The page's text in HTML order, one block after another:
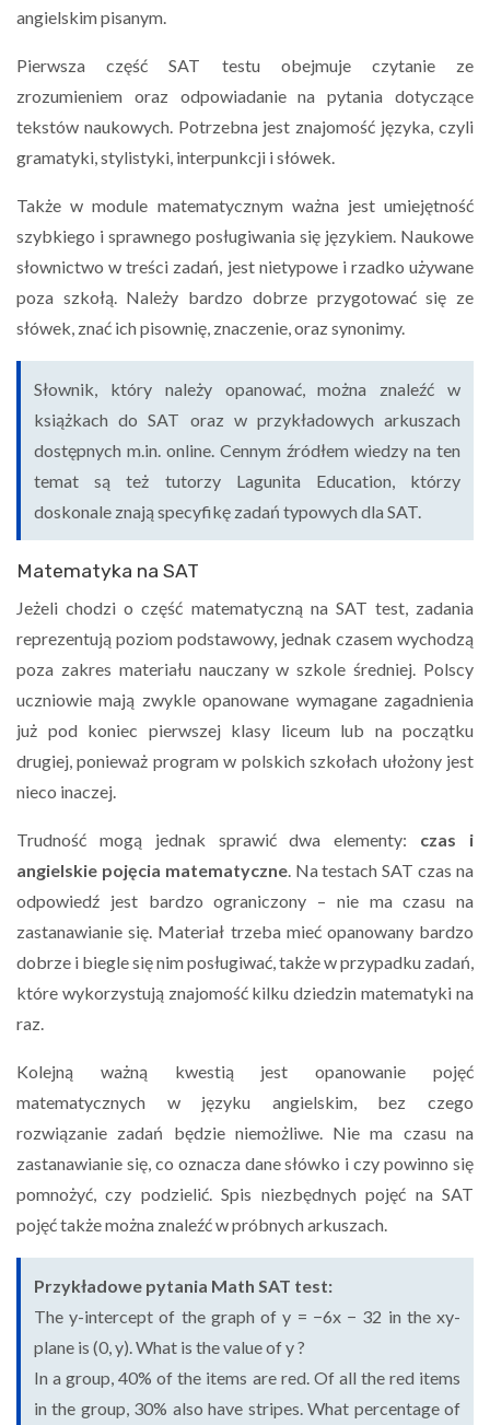
angielskim pisanym.
Pierwsza część SAT testu obejmuje czytanie ze
zrozumieniem oraz odpowiadanie na pytania dotyczące
tekstów naukowych. Potrzebna jest znajomość języka, czyli
gramatyki, stylistyki, interpunkcji i słówek.
Także w module matematycznym ważna jest umiejętność
szybkiego i sprawnego posługiwania się językiem. Naukowe
słownictwo w treści zadań, jest nietypowe i rzadko używane
poza szkołą. Należy bardzo dobrze przygotować się ze
słówek, znać ich pisownię, znaczenie, oraz synonimy.
Słownik, który należy opanować, można znaleźć w
książkach do SAT oraz w przykładowych arkuszach
dostępnych m.in. online. Cennym źródłem wiedzy na ten
temat są też tutorzy Lagunita Education, którzy
doskonale znają specyfikę zadań typowych dla SAT.
Matematyka na SAT
Jeżeli chodzi o część matematyczną na SAT test, zadania
reprezentują poziom podstawowy, jednak czasem wychodzą
poza zakres materiału nauczany w szkole średniej. Polscy
uczniowie mają zwykle opanowane wymagane zagadnienia
już pod koniec pierwszej klasy liceum lub na początku
drugiej, ponieważ program w polskich szkołach ułożony jest
nieco inaczej.
Trudność mogą jednak sprawić dwa elementy: czas i
angielskie pojęcia matematyczne. Na testach SAT czas na
odpowiedź jest bardzo ograniczony – nie ma czasu na
zastanawianie się. Materiał trzeba mieć opanowany bardzo
dobrze i biegle się nim posługiwać, także w przypadku zadań,
które wykorzystują znajomość kilku dziedzin matematyki na
raz.
Kolejną ważną kwestią jest opanowanie pojęć
matematycznych w języku angielskim, bez czego
rozwiązanie zadań będzie niemożliwe. Nie ma czasu na
zastanawianie się, co oznacza dane słówko i czy powinno się
pomnożyć, czy podzielić. Spis niezbędnych pojęć na SAT
pojęć także można znaleźć w próbnych arkuszach.
Przykładowe pytania Math SAT test:
The y-intercept of the graph of y = −6x − 32 in the xy-
plane is (0, y). What is the value of y ?
In a group, 40% of the items are red. Of all the red items
in the group, 30% also have stripes. What percentage of